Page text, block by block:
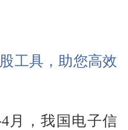
工具，助您高效
月，我国电子信